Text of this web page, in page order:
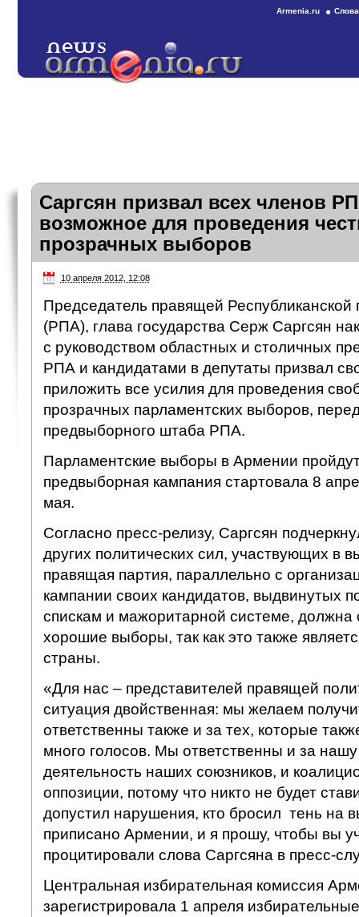
Armenia.ru
Саргсян призвал всех членов
возможное для проведения
прозрачных выборов
10 апреля 2012, 12:08
Председатель правящей
(РПА), глава государства Серж Саргсян
с руководством областных и столичных
РПА и кандидатами в депутаты призвал
приложить все усилия для проведения
прозрачных парламентских выборов,
предвыборного штаба РПА.
Парламентские выборы в Армении
предвыборная кампания стартовала 8
мая.
Согласно пресс-релизу, Саргсян
других политических сил, участвующих в
правящая партия, параллельно с
кампании своих кандидатов, выдвинутых
спискам и мажоритарной системе, должна
хорошие выборы, так как это также
страны.
«Для нас – представителей правящей
ситуация двойственная: мы желаем
ответственны также и за тех, которые
много голосов. Мы ответственны и за нашу
деятельность наших союзников, и
оппозиции, потому что никто не будет
допустил нарушения, кто бросил тень на
приписано Армении, и я прошу, чтобы вы
процитировали слова Саргсяна в пресс-
Центральная избирательная комиссия
зарегистрировала 1 апреля